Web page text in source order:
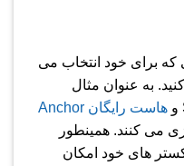
که برای خود انتخاب می
به عنوان مثال
هاست رایگان Anchor
می کنند. همینطور
های خود امکان